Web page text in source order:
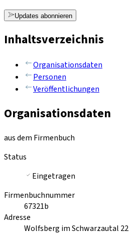
Updates abonnieren
Inhaltsverzeichnis
Organisationsdaten
Personen
Veröffentlichungen
Organisationsdaten
aus dem Firmenbuch
Status
Eingetragen
Firmenbuchnummer
67321b
Adresse
Wolfsberg im Schwarzautal 22